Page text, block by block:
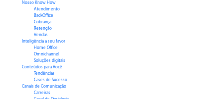
Nosso Know How
Atendimento
BackOffice
Cobrança
Retenção
Vendas
Inteligência a seu favor
Home Office
Omnichannel
Soluções digitais
Conteúdos para Você
Tendências
Cases de Sucesso
Canais de Comunicação
Carreiras